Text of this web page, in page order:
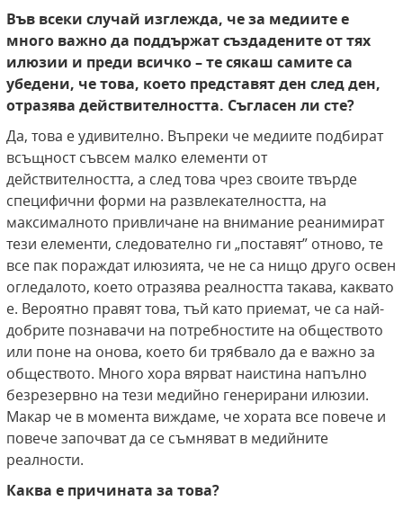
Във всеки случай изглежда, че за медиите е
много важно да поддържат създадените от тях
илюзии и преди всичко – те сякаш самите са
убедени, че това, което представят ден след ден,
отразява действителността. Съгласен ли сте?
Да, това е удивително. Въпреки че медиите подбират
всъщност съвсем малко елементи от
действителността, а след това чрез своите твърде
специфични форми на развлекателността, на
максималното привличане на внимание реанимират
тези елементи, следователно ги „поставят” отново, те
все пак пораждат илюзията, че не са нищо друго освен
огледалото, което отразява реалността такава, каквато
е. Вероятно правят това, тъй като приемат, че са най-
добрите познавачи на потребностите на обществото
или поне на онова, което би трябвало да е важно за
обществото. Много хора вярват наистина напълно
безрезервно на тези медийно генерирани илюзии.
Макар че в момента виждаме, че хората все повече и
повече започват да се съмняват в медийните
реалности.
Каква е причината за това?